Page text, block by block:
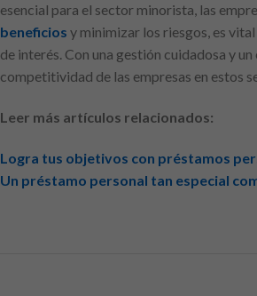
esencial para el sector minorista, las
beneficios y minimizar los riesgos, es
de interés. Con una gestión cuidadosa y
competitividad de las empresas en estos
Leer más artículos relacionados:
Logra tus objetivos con préstamos
Un préstamo personal tan especial